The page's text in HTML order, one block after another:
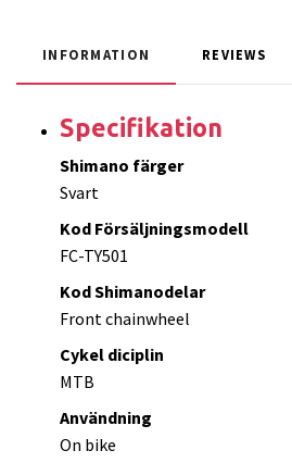
INFORMATION REVIEWS
Specifikation
Shimano färger
Svart
Kod Försäljningsmodell
FC-TY501
Kod Shimanodelar
Front chainwheel
Cykel diciplin
MTB
Användning
On bike